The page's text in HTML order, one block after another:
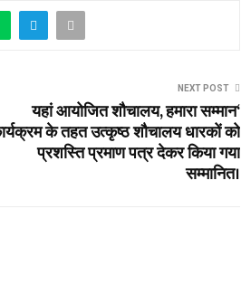
NEXT POST
यहां आयोजित शौचालय, हमारा सम्मान‘
के तहत उत्कृष्ठ शौचालय धारकों को
प्रशस्ति प्रमाण पत्र देकर किया गया
सम्मानित।